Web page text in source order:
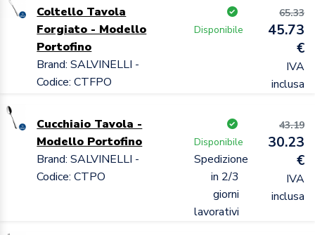
Coltello Tavola
Forgiato - Modello
Portofino
Brand: SALVINELLI -
Codice: CTFPO
Disponibile
65.33
45.73
€
IVA
inclusa
Cucchiaio Tavola -
Modello Portofino
Brand: SALVINELLI -
Codice: CTPO
Disponibile
Spedizione
in 2/3
giorni
lavorativi
43.19
30.23
€
IVA
inclusa